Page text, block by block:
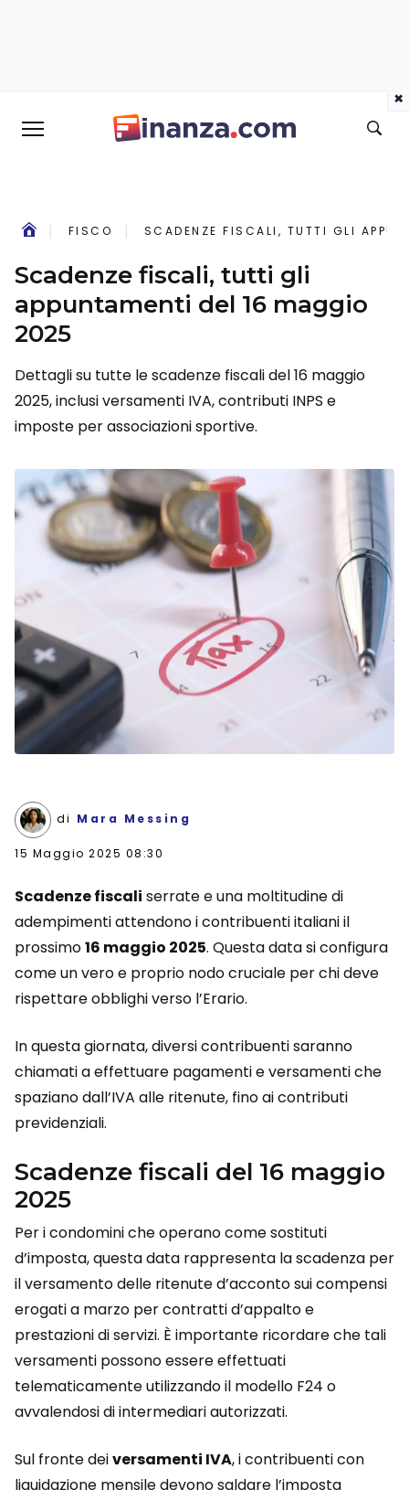
FISCO SCADENZE FISCALI, TUTTI GLI
Scadenze fiscali, tutti gli
appuntamenti del 16 maggio
2025
Dettagli su tutte le scadenze fiscali del 16 maggio
2025, inclusi versamenti IVA, contributi INPS e
imposte per associazioni sportive.
di Mara Messing
15 Maggio 2025 08:30
Scadenze fiscali serrate e una moltitudine di
adempimenti attendono i contribuenti italiani il
prossimo16 maggio 2025. Questa data si configura
come un vero e proprio nodo cruciale per chi deve
rispettare obblighi verso l’Erario.
In questa giornata, diversi contribuenti saranno
chiamati a effettuare pagamenti e versamenti che
spaziano dall’IVA alle ritenute, fino ai contributi
previdenziali.
Scadenze fiscali del 16 maggio
2025
Per i condomini che operano come sostituti
d’imposta, questa data rappresenta la scadenza per
il versamento delle ritenute d’acconto sui compensi
erogati a marzo per contratti d’appalto e
prestazioni di servizi. È importante ricordare che tali
versamenti possono essere effettuati
telematicamente utilizzando il modello F24 o
avvalendosi di intermediari autorizzati.
Sul fronte deiversamenti IVA, i contribuenti con
liquidazione mensile devono saldare l’imposta
×